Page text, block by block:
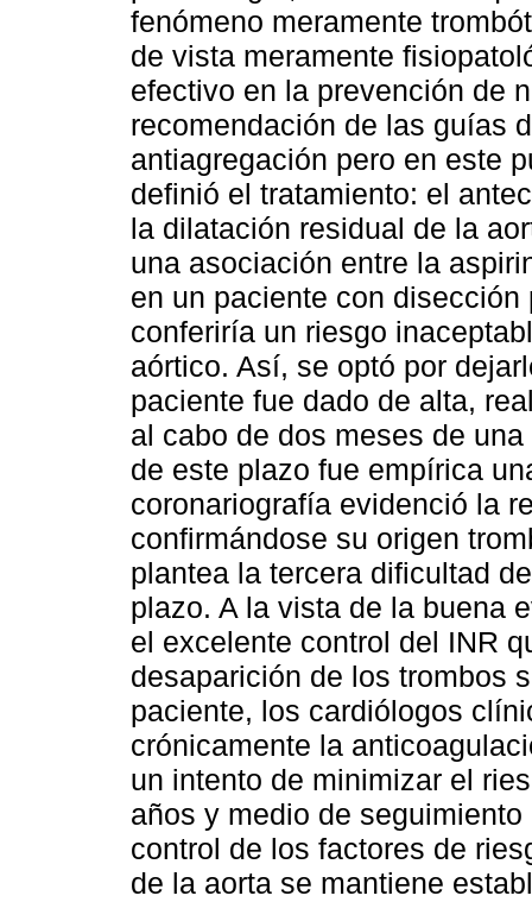
fenómeno meramente
de vista meramente
efectivo en la prevención de
recomendación de las guías
antiagregación pero en este
definió el tratamiento: el
la dilatación residual de la
una asociación entre la
en un paciente con
conferiría un riesgo
aórtico. Así, se optó por
paciente fue dado de alta,
al cabo de dos meses de
de este plazo fue empírica
coronariografía evidenció la
confirmándose su origen
plantea la tercera dificultad
plazo. A la vista de la buena
el excelente control del INR
desaparición de los trombos
paciente, los cardiólogos
crónicamente la
un intento de minimizar el
años y medio de
control de los factores de
de la aorta se mantiene